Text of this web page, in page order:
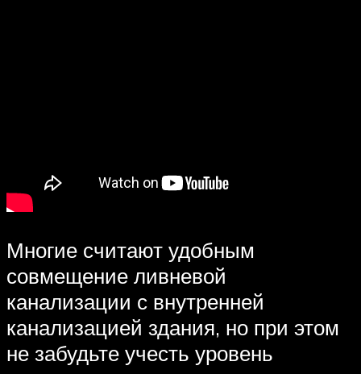
Многие считают удобным
совмещение ливневой
канализации с внутренней
канализацией здания, но при этом
не забудьте учесть уровень